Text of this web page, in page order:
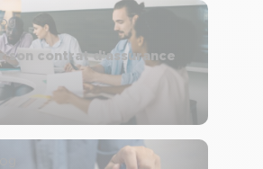
son contrat d’assurance